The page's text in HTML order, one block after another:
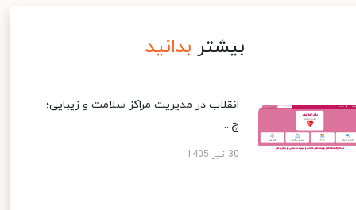
بیشتر بدانید
انقلاب در مدیریت مراکز سلامت و زیبایی؛
چ...
30 تیر 1405